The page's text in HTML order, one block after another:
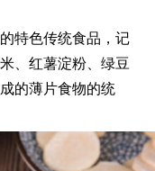
特色传统食品，记
、红薯淀粉、绿豆
的薄片食物的统